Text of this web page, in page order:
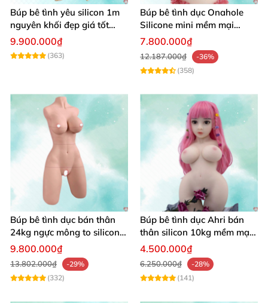
Búp bê tình yêu silicon 1m
nguyên khối đẹp giá tốt
giao nhanh
9.900.000₫
(363)
Búp bê tình dục Onahole
Silicone mini mềm mại
54cm
7.800.000₫
12.187.000₫
-36%
(358)
Búp bê tình dục bán thân
24kg ngực mông to silicon y
tế siêu thật
9.800.000₫
13.802.000₫
-29%
(332)
Búp bê tình dục Ahri bán
thân silicon 10kg mềm mại
giá rẻ
4.500.000₫
6.250.000₫
-28%
(141)